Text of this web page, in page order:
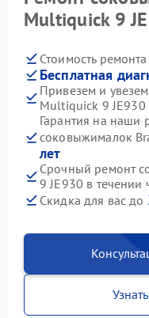
Multiquick 9
Стоимость ремонта
Бесплатная
Привезем и
Multiquick 9 JE930
Гарантия на наши
соковыжималок
лет
Срочный ремонт
9 JE930 в течении
Скидка для вас до